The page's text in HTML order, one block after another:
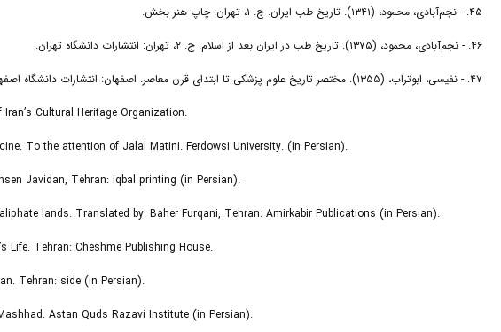
۴۵. - نجم‌آبادی، محمود، (۱۳۴۱). تاریخ طب ایران. ج. ۱، تهران: چاپ هنر بخش.
۴۶. - نجم‌آبادی، محمود، (۱۳۷۵). تاریخ طب در ایران بعد از اسلام. ج. ۲، تهران: انتشارات دانشگاه تهران.
۴۷. - نفیسی، ابوتراب، (۱۳۵۵). مختصر تاریخ علوم پزشکی تا ابتدای قرن معاصر. اصفهان: انتشارات دانشگاه اصفهان.
Cultural Heritage Organization.
To the attention of Jalal Matini. Ferdowsi University. (in Persian).
Javidan, Tehran: Iqbal printing (in Persian).
lands. Translated by: Baher Furqani, Tehran: Amirkabir Publications (in Persian).
Life. Tehran: Cheshme Publishing House.
Tehran: side (in Persian).
Astan Quds Razavi Institute (in Persian).